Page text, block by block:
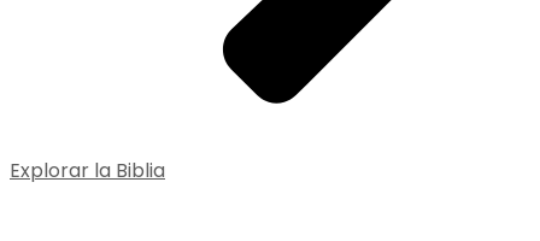
Explorar la Biblia